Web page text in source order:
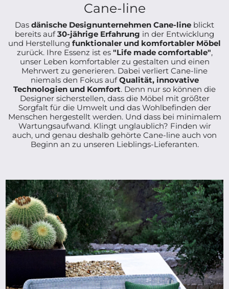
Cane-line
Das dänische Designunternehmen Cane-line blickt
bereits auf30-jährige Erfahrung in der Entwicklung
und Herstellung funktionaler und komfortabler Möbel
zurück. Ihre Essenz ist es "Life made comfortable",
unser Leben komfortabler zu gestalten und einen
Mehrwert zu generieren. Dabei verliert Cane-line
niemals den Fokus aufQualität, innovative
Technologien und Komfort. Denn nur so können die
Designer sicherstellen, dass die Möbel mit größter
Sorgfalt für die Umwelt und das Wohlbefinden der
Menschen hergestellt werden. Und dass bei minimalem
Wartungsaufwand. Klingt unglaublich? Finden wir
auch, und genau deshalb gehörte Cane-line auch von
Beginn an zu unseren Lieblings-Lieferanten.
ab